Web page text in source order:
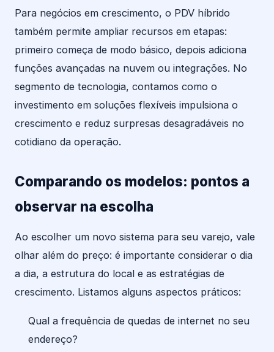
Para negócios em crescimento, o PDV híbrido
também permite ampliar recursos em etapas:
primeiro começa de modo básico, depois adiciona
funções avançadas na nuvem ou integrações. No
segmento de tecnologia, contamos como o
investimento em soluções flexíveis impulsiona o
crescimento e reduz surpresas desagradáveis no
cotidiano da operação.
Comparando os modelos: pontos a
observar na escolha
Ao escolher um novo sistema para seu varejo, vale
olhar além do preço: é importante considerar o dia
a dia, a estrutura do local e as estratégias de
crescimento. Listamos alguns aspectos práticos:
Qual a frequência de quedas de internet no seu
endereço?